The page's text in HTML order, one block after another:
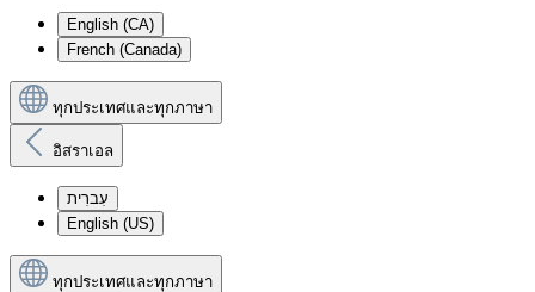
English (CA)
French (Canada)
ทุกประเทศและทุกภาษา
อิสราเอล
עִברִית
English (US)
ทุกประเทศและทุกภาษา